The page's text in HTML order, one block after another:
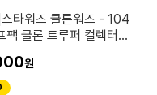
타워즈 클론워즈 - 104
팩 클론 트루퍼 컬렉터블